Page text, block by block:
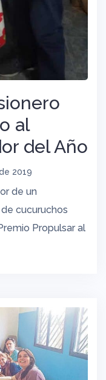
al
del Año
2019
de un
cucuruchos
Propulsar al